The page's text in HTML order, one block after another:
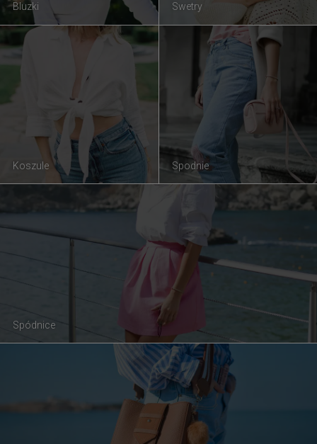
Bluzki Swetry
Spódnice
Koszule Spodnie